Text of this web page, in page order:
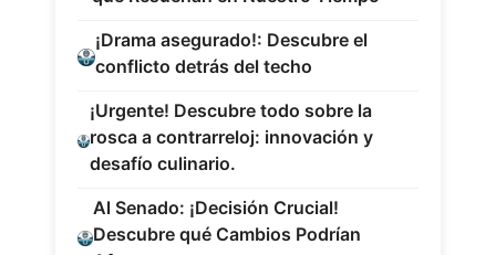
¡Drama asegurado!: Descubre el
conflicto detrás del techo
¡Urgente! Descubre todo sobre la
rosca a contrarreloj: innovación y
desafío culinario.
Al Senado: ¡Decisión Crucial!
Descubre qué Cambios Podrían